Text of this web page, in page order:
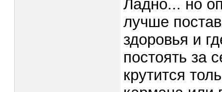
Ладно... но
лучше
здоровья и
постоять за
крутится